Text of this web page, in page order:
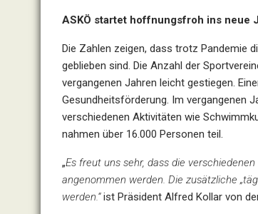
ASKÖ startet hoffnungsfroh ins neue
Die Zahlen zeigen, dass trotz Pandemie
geblieben sind. Die Anzahl der
vergangenen Jahren leicht gestiegen.
Gesundheitsförderung. Im vergangenen
verschiedenen Aktivitäten wie
nahmen über 16.000 Personen teil.
„Es freut uns sehr, dass die
angenommen werden. Die zusätzliche
werden.“ist Präsident Alfred Kollar von